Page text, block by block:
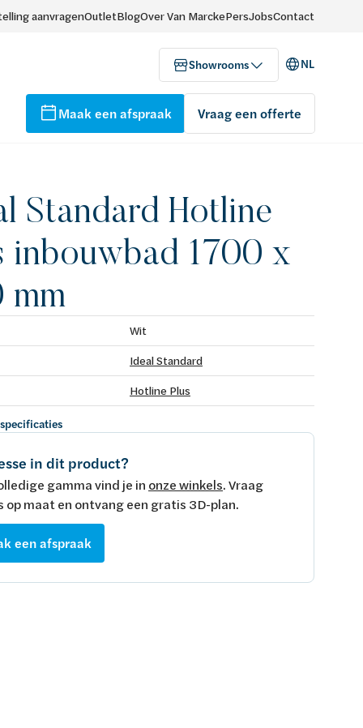
aanvragenOutletBlogOver Van MarckePersJobsContact
Showrooms NL
Maak een afspraak Vraag een offerte
Standard Hotline
inbouwbad 1700 x
mm
Wit
Ideal Standard
Hotline Plus
in dit product?
gamma vind je in onze winkels. Vraag
op maat en ontvang een gratis 3D-plan.
een afspraak